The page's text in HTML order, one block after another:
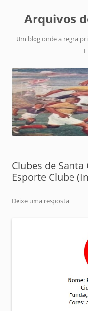
Arquivos
Um blog onde a regra
Clubes de Santa
Esporte Clube
Deixe uma resposta